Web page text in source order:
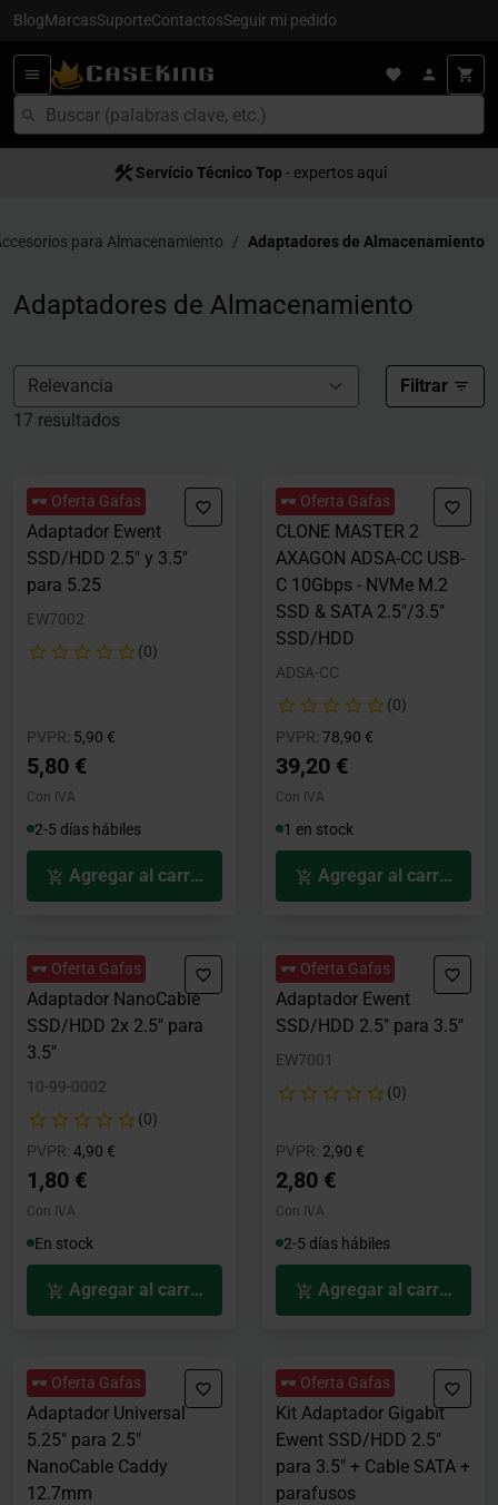
BlogMarcasSuporteContactosSeguir mi pedido
Servício Técnico Top - expertos aquí
para Almacenamiento Adaptadores de Almacenamiento
Adaptadores de Almacenamiento
Filtrar
17 resultados
🕶️ Oferta Gafas
Adaptador Ewent
SSD/HDD 2.5" y 3.5"
para 5.25
EW7002
(0)
PVPR: Precio rebajado desde
5,90 €
5,80 €
Con IVA
2-5 días hábiles
Agregar al carrito
🕶️ Oferta Gafas
CLONE MASTER 2
AXAGON ADSA-CC USB-
C 10Gbps - NVMe M.2
SSD & SATA 2.5"/3.5"
SSD/HDD
ADSA-CC
(0)
PVPR: Precio rebajado desde
78,90 €
39,20 €
Con IVA
1 en stock
Agregar al carrito
🕶️ Oferta Gafas
Adaptador NanoCable
SSD/HDD 2x 2.5" para
3.5"
10-99-0002
(0)
PVPR: Precio rebajado desde
4,90 €
1,80 €
Con IVA
En stock
Agregar al carrito
🕶️ Oferta Gafas
Adaptador Ewent
SSD/HDD 2.5" para 3.5"
EW7001
(0)
PVPR: Precio rebajado desde
2,90 €
2,80 €
Con IVA
2-5 días hábiles
Agregar al carrito
🕶️ Oferta Gafas
Adaptador Universal
5.25" para 2.5"
NanoCable Caddy
12.7mm
🕶️ Oferta Gafas
Kit Adaptador Gigabit
Ewent SSD/HDD 2.5"
para 3.5" + Cable SATA +
parafusos